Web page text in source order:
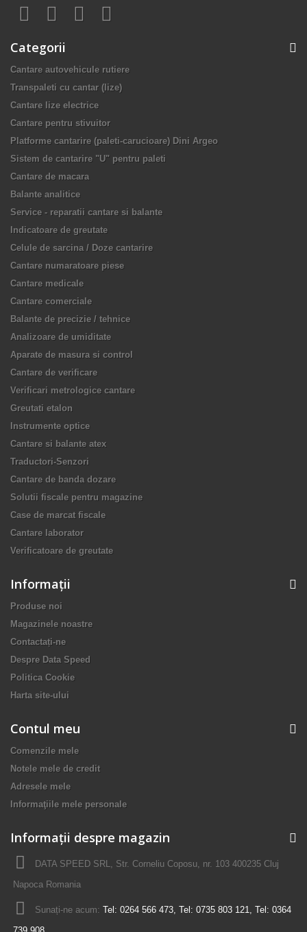
Categorii
Cantare autovehicule rutiere
Transpaleti cu cantar (lize)
Cantare lize electrice
Cantare pentru stivuitor
Platforme cantarire (paleti-carucioare) Dini Argeo
Sistem de cantarire "U" pentru paleti
Cantare de macara
Balante analitice
Service - reparatii cantare si balante
Indicatoare de greutate
Celule de sarcina / Doze cantarire
Cantare numaratoare piese
Cantare medicale
Cantare comerciale
Balante de precizie / tehnice
Analizoare de umiditate
Aparate de masura si control
Cantare de verificare
Verificari metrologice cantare
Greutati etalon
Instrumente optice
Cantare si balante atex
Traductori-Senzori
Cantare de banda dozare
Solutii fiscale pentru magazine
Case de marcat fiscale
Cantare laborator
Verificatoare de greutate
Informaţii
Produse noi
Magazinele noastre
Contactați-ne
Despre Data Speed
Politica Cookie
Harta site-ului
Contul meu
Comenzile mele
Notele mele de credit
Adresele mele
Informaţiile mele personale
Informații despre magazin
DATA SPEED SRL, Str. Corneliu Coposu, nr. 103 400235 Cluj
Napoca Romania
Sunați-ne acum: Tel: 0264 566 473, Tel: 0735 803 121, Tel: 0364